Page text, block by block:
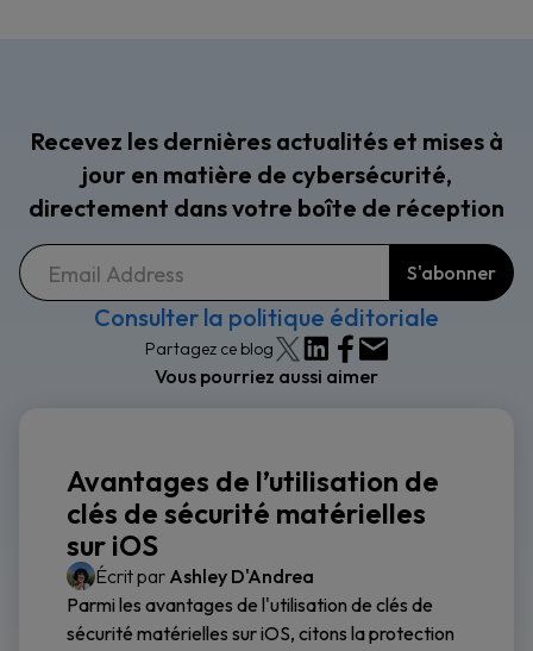
Recevez les dernières actualités et mises à
jour en matière de cybersécurité,
directement dans votre boîte de réception
Consulter la politique éditoriale
Partagez ce blog
Vous pourriez aussi aimer
Avantages de l’utilisation de
clés de sécurité matérielles
sur iOS
Écrit par Ashley D'Andrea
Parmi les avantages de l'utilisation de clés de
sécurité matérielles sur iOS, citons la protection